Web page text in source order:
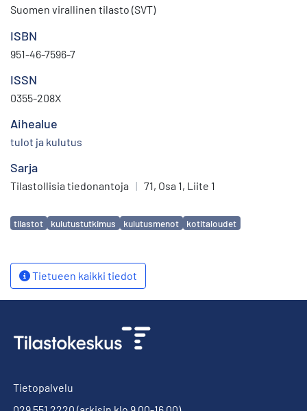
Suomen virallinen tilasto (SVT)
ISBN
951-46-7596-7
ISSN
0355-208X
Aihealue
tulot ja kulutus
Sarja
Tilastollisia tiedonantoja | 71, Osa 1, Liite 1
Avainsanat
tilastot kulutustutkimus kulutusmenot kotitaloudet
Tietueen kaikki tiedot
Tietopalvelu